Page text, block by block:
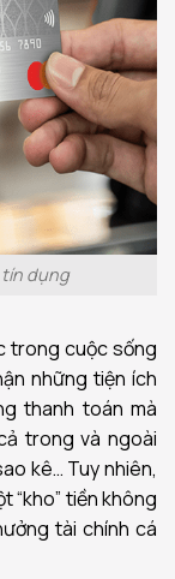
tín dụng
trong cuộc sống
những tiện ích
thanh toán mà
trong và ngoài
kê… Tuy nhiên,
“kho” tiền không
tài chính cá